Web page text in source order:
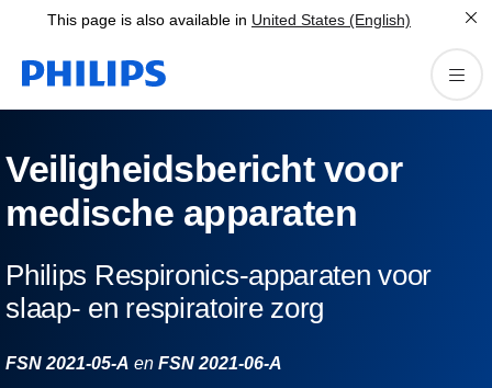
This page is also available in United States (English)
Veiligheidsbericht voor
medische apparaten
Philips Respironics-apparaten voor
slaap- en respiratoire zorg
FSN 2021-05-AenFSN 2021-06-A